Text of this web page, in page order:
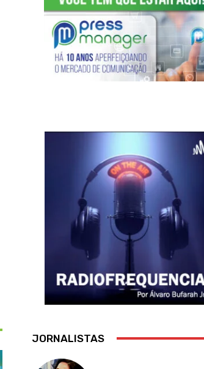
Resumo - Prêmio +Admirados da
Imprensa do Agronegócio 2025
02:46
JORNALISTAS